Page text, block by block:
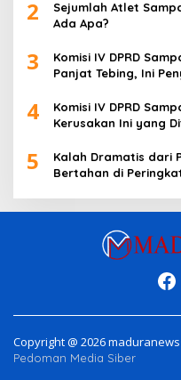
2
Sejumlah Atlet
Ada Apa?
3
Komisi IV DPRD
Panjat Tebing, Ini
4
Komisi IV DPRD
Kerusakan Ini yang
5
Kalah Dramatis dari
Bertahan di
Copyright @ 2026 maduranews
Pedoman Media Siber